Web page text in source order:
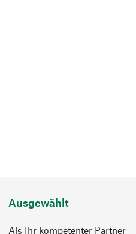
Ausgewählt
Als Ihr kompetenter Partner